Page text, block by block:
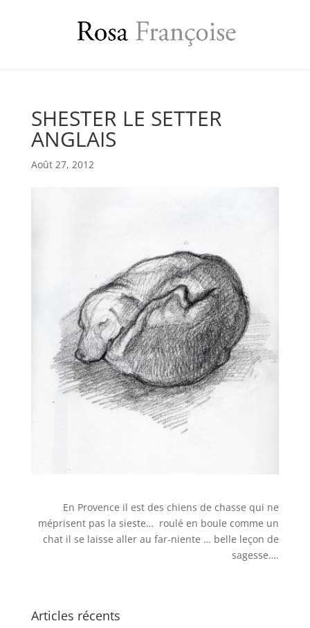
SHESTER LE SETTER
ANGLAIS
Août 27, 2012
En Provence il est des chiens de chasse qui ne
méprisent pas la sieste… roulé en boule comme un
chat il se laisse aller au far-niente … belle leçon de
sagesse….
Articles récents